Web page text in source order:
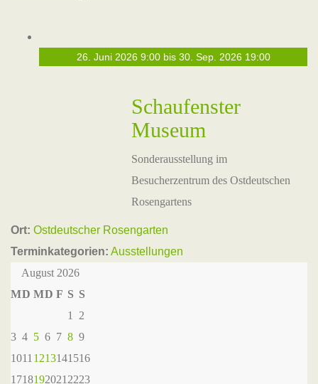
26. Juni 2026 9:00 bis 30. Sep. 2026 19:00
Schaufenster
Museum
Sonderausstellung im
Besucherzentrum des Ostdeutschen
Rosengartens
Ort: Ostdeutscher Rosengarten
Terminkategorien: Ausstellungen
August 2026
MD MD F S S
1
2
3 4 5 6 7 8 9
1011 1213141516
1718192021 2223